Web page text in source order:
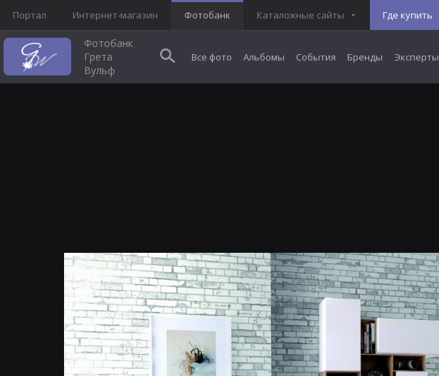
Портал Интернет-магазин Фотобанк Каталожные сайты Где купить
Фотобанк
Грета
Вульф
Все фото Альбомы События Бренды Эксперты